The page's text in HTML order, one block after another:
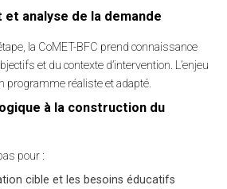
analyse de la demande
la CoMET-BFC prend connaissance
et du contexte d’intervention. L’enjeu
programme réaliste et adapté.
à la construction du
pour :
cible et les besoins éducatifs